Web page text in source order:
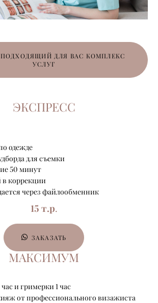
ПОДХОДЯЩИЙ ДЛЯ ВАС КОМПЛЕКС
УСЛУГ
ЭКСПРЕСС
одежде
для съемки
50 минут
коррекции
через файлообменник
15 т.р.
ЗАКАЗАТЬ
МАКСИМУМ
и гримерки 1 час
от профессионального визажиста